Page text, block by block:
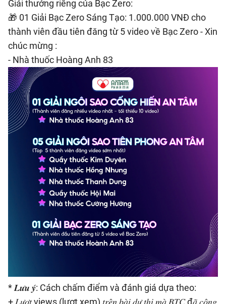
Giải thưởng riêng của Bạc Zero:
🎁 01 Giải Bạc Zero Sáng Tạo: 1.000.000 VNĐ cho
thành viên đầu tiên đăng từ 5 video về Bạc Zero - Xin
chúc mừng :
- Nhà thuốc Hoàng Anh 83
* 𝑳𝒖̛𝒖 𝒚́: Cách chấm điểm và đánh giá dựa theo:
+ 𝐿𝑢̛𝑜̛̣𝑡 views (lượt xem) 𝑡𝑟𝑒̂𝑛 𝑏𝑎̀𝑖 𝑑𝑢̛̣ 𝑡ℎ𝑖 𝑚𝑎̀ 𝐵𝑇𝐶 đ𝑎̃ 𝑐𝑜̂𝑛𝑔